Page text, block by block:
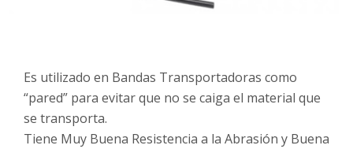
Es utilizado en Bandas Transportadoras como
“pared” para evitar que no se caiga el material que
se transporta.
Tiene Muy Buena Resistencia a la Abrasión y Buena